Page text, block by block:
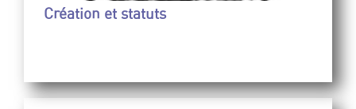
Création et statuts